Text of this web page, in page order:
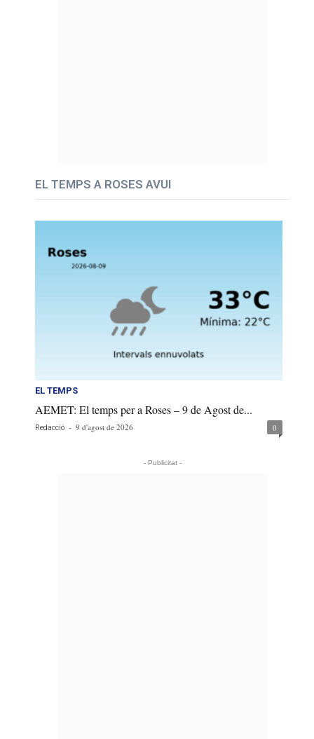
EL TEMPS A ROSES AVUI
EL TEMPS
AEMET: El temps per a Roses – 9 de Agost de...
Redacció - 9 d'agost de 2026 0
- Publicitat -